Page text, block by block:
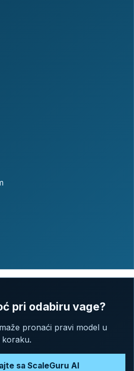
pri odabiru vage?
pronaći pravi model u
koraku.
sa ScaleGuru AI